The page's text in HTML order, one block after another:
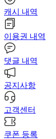
캐시 내역
이용권 내역
댓글 내역
공지사항
고객센터
쿠폰 등록